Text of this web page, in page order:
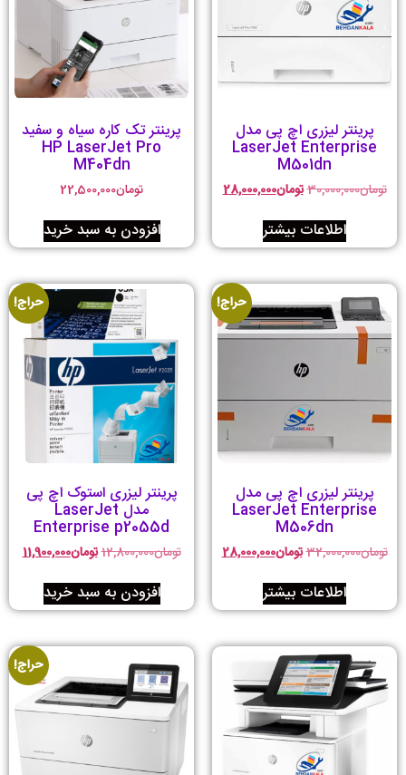
پرینتر لیزری اچ پی مدل
LaserJet Enterprise
M501dn
تومان30,000,000تومان28,000,000
اطلاعات بیشتر
پرینتر تک کاره سیاه و سفید
HP LaserJet Pro
M404dn
تومان22,500,000
افزودن به سبد خرید
حراج!
پرینتر لیزری اچ پی مدل
LaserJet Enterprise
M506dn
تومان32,000,000تومان28,000,000
اطلاعات بیشتر
حراج!
پرینتر لیزری استوک اچ پی
مدل LaserJet
Enterprise p2055d
تومان12,800,000تومان11,900,000
افزودن به سبد خرید
حراج!